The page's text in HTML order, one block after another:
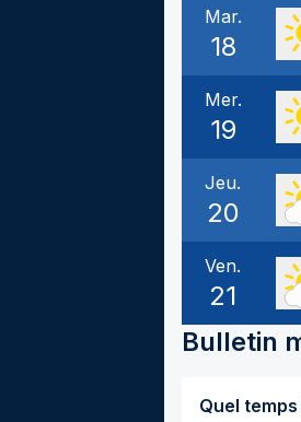
Mar.
18
Mer.
19
Jeu.
20
Ven.
21
Bulletin